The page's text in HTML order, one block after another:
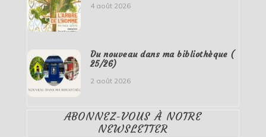
4 août 2026
Du nouveau dans ma bibliothèque (
25/26)
2 août 2026
ABONNEZ-VOUS À NOTRE
NEWSLETTER